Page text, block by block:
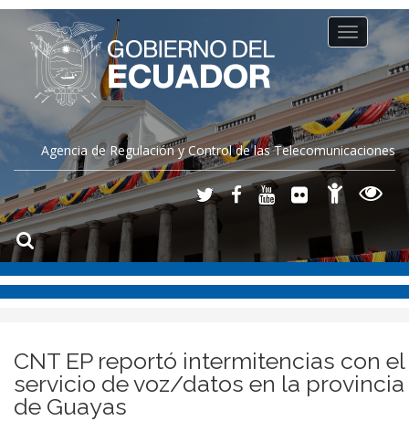
Agencia de Regulación y Control de las Telecomunicaciones
Toggle
navigation
CNT EP reportó intermitencias con el
servicio de voz/datos en la provincia
de Guayas